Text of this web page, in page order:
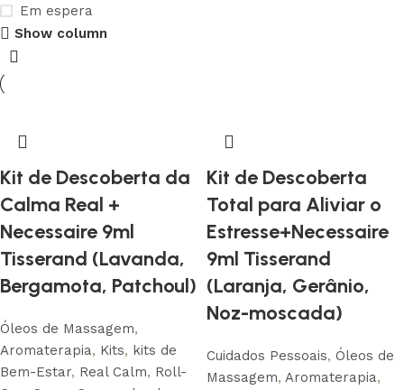
Em espera
Show column
Kit de Descoberta da
Calma Real +
Necessaire 9ml
Tisserand (Lavanda,
Bergamota, Patchoul)
Óleos de Massagem,
Aromaterapia, Kits, kits de
Bem-Estar, Real Calm, Roll-
Kit de Descoberta
Total para Aliviar o
Estresse+Necessaire
9ml Tisserand
(Laranja, Gerânio,
Noz-moscada)
Cuidados Pessoais, Óleos de
Massagem, Aromaterapia,